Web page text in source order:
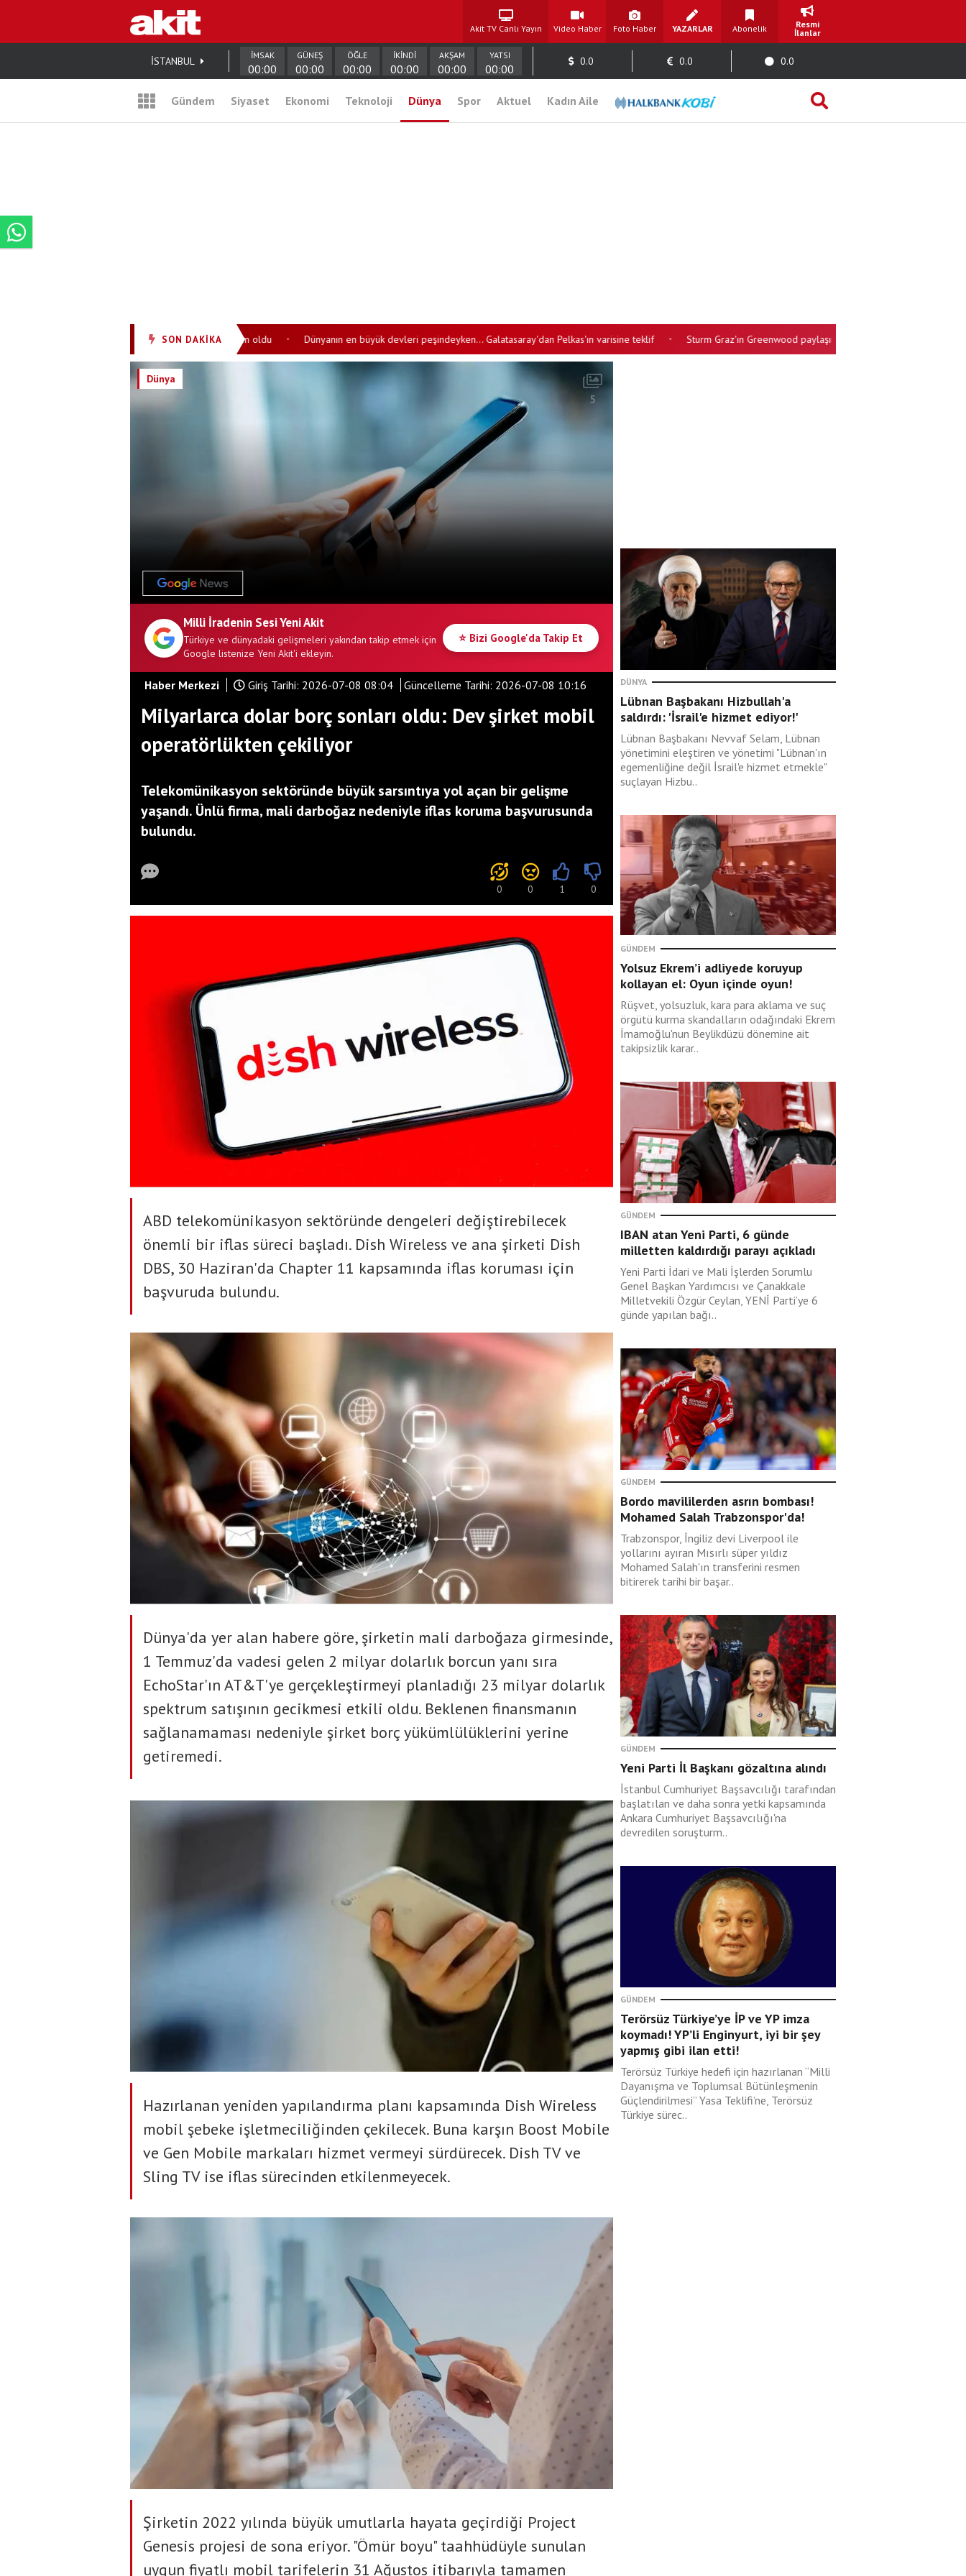
Akit TV Canlı Yayın Video Haber Foto Haber YAZARLAR Abonelik
Resmi
İlanlar
İSTANBUL İMSAK
00:00
GÜNEŞ
00:00
ÖĞLE
00:00
İKİNDİ
00:00
AKŞAM
00:00
YATSI
00:00
0.0 0.0 0.0
Gündem Siyaset Ekonomi Teknoloji Dünya Spor Aktuel Kadın Aile
SON DAKİKA
açıklandı: MİT'in sıralamadaki yeri gündem oldu • Dünyanın en büyük devleri peşindeyken... Galatasaray'dan Pelkas'ın varisine teklif • Sturm Graz'ın Greenwood paylaşımı gündem oldu! 'Bu mümkün değil'
Dünya
5
Milli İradenin Sesi Yeni Akit
Türkiye ve dünyadaki gelişmeleri yakından takip etmek için
Google listenize Yeni Akit'i ekleyin.
⭐ Bizi Google'da Takip Et
Haber Merkezi Giriş Tarihi: 2026-07-08 08:04 Güncelleme Tarihi: 2026-07-08 10:16
Milyarlarca dolar borç sonları oldu: Dev şirket mobil
operatörlükten çekiliyor
Telekomünikasyon sektöründe büyük sarsıntıya yol açan bir gelişme
yaşandı. Ünlü firma, mali darboğaz nedeniyle iflas koruma başvurusunda
bulundu.
0 0 1 0
ABD telekomünikasyon sektöründe dengeleri değiştirebilecek
önemli bir iflas süreci başladı. Dish Wireless ve ana şirketi Dish
DBS, 30 Haziran'da Chapter 11 kapsamında iflas koruması için
başvuruda bulundu.
Dünya'da yer alan habere göre, şirketin mali darboğaza girmesinde,
1 Temmuz'da vadesi gelen 2 milyar dolarlık borcun yanı sıra
EchoStar'ın AT&T'ye gerçekleştirmeyi planladığı 23 milyar dolarlık
spektrum satışının gecikmesi etkili oldu. Beklenen finansmanın
sağlanamaması nedeniyle şirket borç yükümlülüklerini yerine
getiremedi.
Hazırlanan yeniden yapılandırma planı kapsamında Dish Wireless
mobil şebeke işletmeciliğinden çekilecek. Buna karşın Boost Mobile
ve Gen Mobile markaları hizmet vermeyi sürdürecek. Dish TV ve
Sling TV ise iflas sürecinden etkilenmeyecek.
Şirketin 2022 yılında büyük umutlarla hayata geçirdiği Project
Genesis projesi de sona eriyor. "Ömür boyu" taahhüdüyle sunulan
uygun fiyatlı mobil tarifelerin 31 Ağustos itibarıyla tamamen
DÜNYA
Lübnan Başbakanı Hizbullah'a
saldırdı: 'İsrail'e hizmet ediyor!'
Lübnan Başbakanı Nevvaf Selam, Lübnan
yönetimini eleştiren ve yönetimi "Lübnan'ın
egemenliğine değil İsrail'e hizmet etmekle"
suçlayan Hizbu..
GÜNDEM
Yolsuz Ekrem’i adliyede koruyup
kollayan el: Oyun içinde oyun!
Rüşvet, yolsuzluk, kara para aklama ve suç
örgütü kurma skandalların odağındaki Ekrem
İmamoğlu'nun Beylikdüzü dönemine ait
takipsizlik karar..
GÜNDEM
IBAN atan Yeni Parti, 6 günde
milletten kaldırdığı parayı açıkladı
Yeni Parti İdari ve Mali İşlerden Sorumlu
Genel Başkan Yardımcısı ve Çanakkale
Milletvekili Özgür Ceylan, YENİ Parti’ye 6
günde yapılan bağı..
GÜNDEM
Bordo mavililerden asrın bombası!
Mohamed Salah Trabzonspor'da!
Trabzonspor, İngiliz devi Liverpool ile
yollarını ayıran Mısırlı süper yıldız
Mohamed Salah'ın transferini resmen
bitirerek tarihi bir başar..
GÜNDEM
Yeni Parti İl Başkanı gözaltına alındı
İstanbul Cumhuriyet Başsavcılığı tarafından
başlatılan ve daha sonra yetki kapsamında
Ankara Cumhuriyet Başsavcılığı'na
devredilen soruşturm..
GÜNDEM
Terörsüz Türkiye’ye İP ve YP imza
koymadı! YP’li Enginyurt, iyi bir şey
yapmış gibi ilan etti!
Terörsüz Türkiye hedefi için hazırlanan “Milli
Dayanışma ve Toplumsal Bütünleşmenin
Güçlendirilmesi” Yasa Teklifi’ne, Terörsüz
Türkiye sürec..